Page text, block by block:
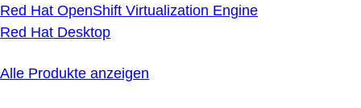
Red Hat OpenShift Virtualization Engine
Red Hat Desktop
Alle Produkte anzeigen